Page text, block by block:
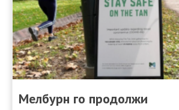
Мелбурн го продолжи